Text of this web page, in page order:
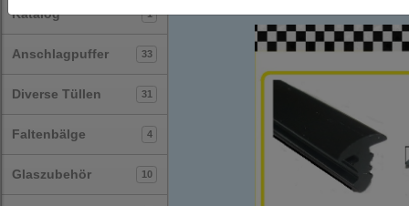
Katalog 1
Anschlagpuffer 33
Diverse Tüllen 31
Faltenbälge 4
Glaszubehör 10